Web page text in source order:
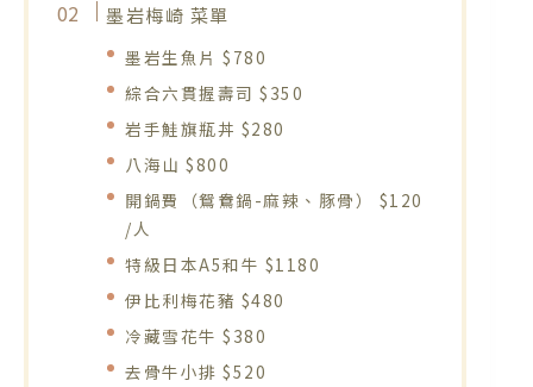
墨岩梅崎 菜單
墨岩生魚片 $780
綜合六貫握壽司 $350
岩手鮭旗瓶丼 $280
八海山 $800
開鍋費（鴛鴦鍋-麻辣、豚骨） $120
/人
特級日本A5和牛 $1180
伊比利梅花豬 $480
冷藏雪花牛 $380
去骨牛小排 $520